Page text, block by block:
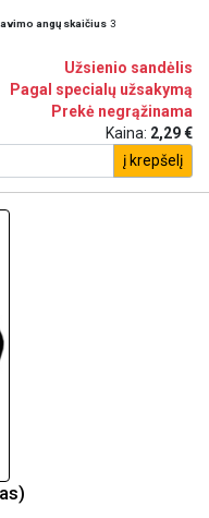
angų skaičius 3
Užsienio sandėlis
Pagal specialų užsakymą
Prekė negrąžinama
Kaina: 2,29 €
į krepšelį